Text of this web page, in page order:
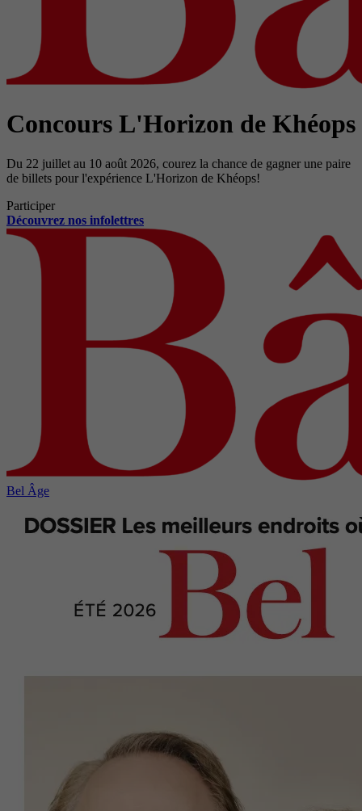
Concours L'Horizon de Khéops
Du 22 juillet au 10 août 2026, courez la chance de gagner une paire
de billets pour l'expérience L'Horizon de Khéops!
Participer
Découvrez nos infolettres
Bel Âge